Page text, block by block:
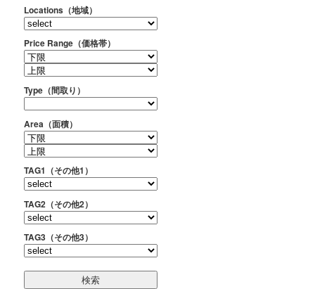
Locations（地域）
Price Range（価格帯）
Type（間取り）
Area（面積）
TAG1（その他1）
TAG2（その他2）
TAG3（その他3）